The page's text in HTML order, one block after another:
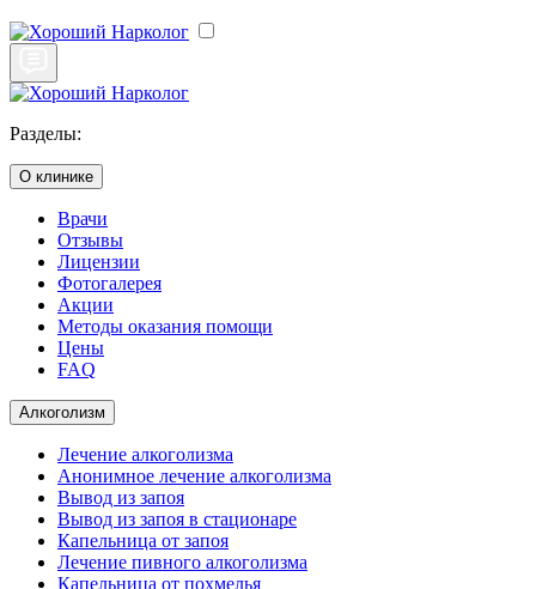
Разделы:
О клинике
Врачи
Отзывы
Лицензии
Фотогалерея
Акции
Методы оказания помощи
Цены
FAQ
Алкоголизм
Лечение алкоголизма
Анонимное лечение алкоголизма
Вывод из запоя
Вывод из запоя в стационаре
Капельница от запоя
Лечение пивного алкоголизма
Капельница от похмелья